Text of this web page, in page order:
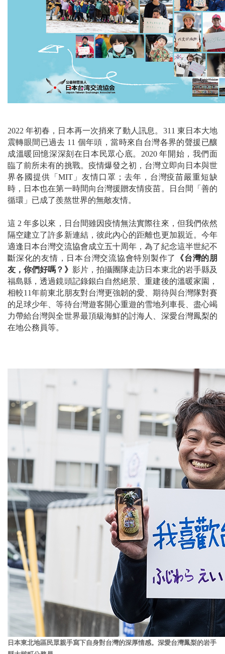
2022 年初春，日本再一次捎來了動人訊息。311 東日本大地
震轉眼間已過去 11 個年頭，當時來自台灣各界的聲援已釀
成溫暖回憶深深刻在日本民眾心底。2020 年開始，我們面
臨了前所未有的挑戰。疫情爆發之初，台灣立即向日本與世
界各國提供「MIT」友情口罩；去年，台灣疫苗嚴重短缺
時，日本也在第一時間向台灣援贈友情疫苗。日台間「善的
循環」已成了羨熬世界的無敵友情。
這 2 年多以來，日台間雖因疫情無法實際往來，但我們依然
隔空建立了許多新連結，彼此內心的距離也更加親近。今年
適逢日本台灣交流協會成立五十周年，為了紀念這半世紀不
斷深化的友情，日本台灣交流協會特別製作了
《台灣的朋
友，你們好嗎？》 影片，拍攝團隊走訪日本東北的岩手縣及
福島縣，透過鏡頭記錄銀白自然絕景、重建後的溫暖家園，
相較11年前東北朋友對台灣更強韌的愛、期待與台灣隊對賽
的足球少年、等待台灣遊客開心重遊的雪地列車長、盡心竭
力帶給台灣與全世界最頂級海鮮的討海人、深愛台灣鳳梨的
在地公務員等。
日本東北地區民眾親手寫下自身對台灣的深厚情感。 深愛台灣鳳梨的岩手